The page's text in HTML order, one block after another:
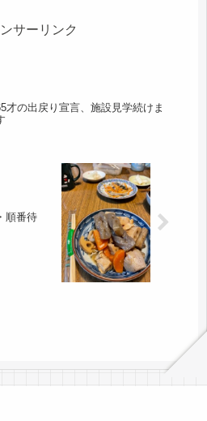
サーリンク
才の出戻り宣言、施設見学続けま
順番待